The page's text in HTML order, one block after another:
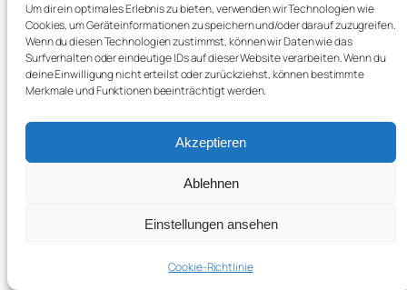
Um dir ein optimales Erlebnis zu bieten, verwenden wir Technologien wie
Cookies, um Geräteinformationen zu speichern und/oder darauf zuzugreifen.
Wenn du diesen Technologien zustimmst, können wir Daten wie das
Surfverhalten oder eindeutige IDs auf dieser Website verarbeiten. Wenn du
deine Einwilligung nicht erteilst oder zurückziehst, können bestimmte
Merkmale und Funktionen beeinträchtigt werden.
Akzeptieren
Ablehnen
Einstellungen ansehen
Cookie-Richtlinie
Verstehen. Bewegen. Erleben.
Impressum
Unterstützen
Termine
Anfragen
Befreundete Werke
Design und Umsetzung:crossworks IT